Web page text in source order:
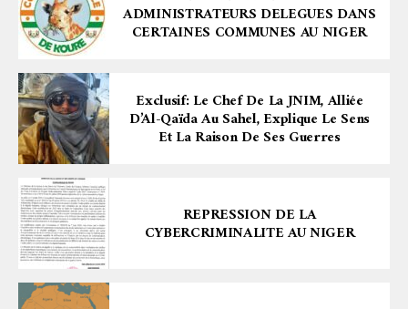
ADMINISTRATEURS DELEGUES DANS
CERTAINES COMMUNES AU NIGER
Exclusif: Le Chef De La JNIM, Alliée
D’Al-Qaïda Au Sahel, Explique Le Sens
Et La Raison De Ses Guerres
REPRESSION DE LA
CYBERCRIMINALITE AU NIGER